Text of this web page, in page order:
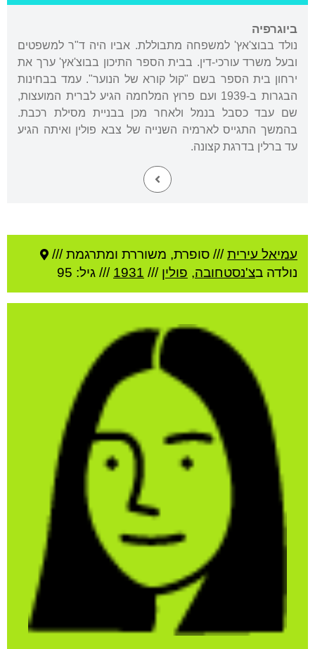
ביוגרפיה
נולד בבוצ'אץ' למשפחה מתבוללת. אביו היה ד"ר למשפטים
ובעל משרד עורכי-דין. בבית הספר התיכון בבוצ'אץ' ערך את
ירחון בית הספר בשם "קול קורא של הנוער". עמד בבחינות
הבגרות ב-1939 ועם פרוץ המלחמה הגיע לברית המועצות,
שם עבד כסבל בנמל ולאחר מכן בבניית מסילת רכבת.
בהמשך התגייס לארמיה השנייה של צבא פולין ואיתה הגיע
עד ברלין בדרגת קצונה.
עמיאל עירית/// סופרת, משוררת ומתרגמת ///
נולדה בצ'נסטחובה, פולין ///
1931 /// גיל: 95